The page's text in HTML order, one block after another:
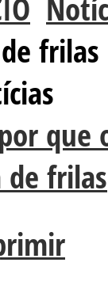
frilas
que
frilas